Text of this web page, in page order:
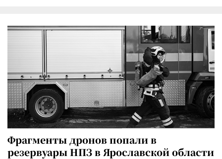
Фрагменты дронов попали в
резервуары НПЗ в Ярославской области